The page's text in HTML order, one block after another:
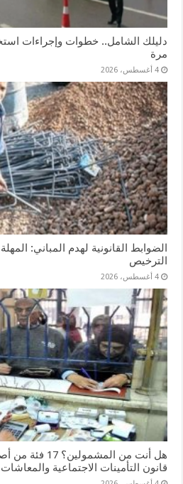
دليلك الشامل.. خطوات وإجراءات
مرة
4 أغسطس، 2026
الضوابط القانونية لهدم المباني:
الترخيص
4 أغسطس، 2026
هل أنت من
قانون التأمينات الاجتماعية والمعاشات